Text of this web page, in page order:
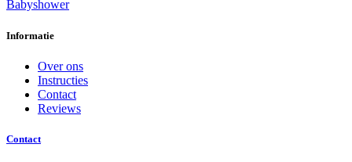
Babyshower
Informatie
Over ons
Instructies
Contact
Reviews
Contact